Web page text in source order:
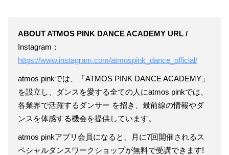
ABOUT ATMOS PINK DANCE ACADEMY URL /
Instagram：
https://www.instagram.com/atmospink_dance_official/
atmos pinkでは、「ATMOS PINK DANCE ACADEMY」
を設立し、ダンスを愛する全ての人にatmos pinkでは、
各業界で活躍するダンサー を招き、最前線の情報やダ
ンスを体感する機会を提供しています。
atmos pinkアプリ会員になると、月に7回開催されるス
ペシャルダンスワークショップが無料で受講できます!